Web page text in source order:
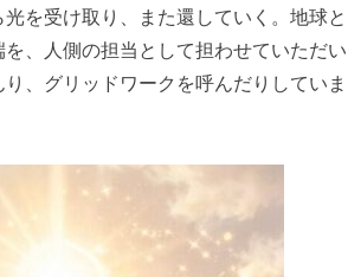
を受け取り、また還していく。地球と
、人側の担当として担わせていただい
、グリッドワークを呼んだりしていま